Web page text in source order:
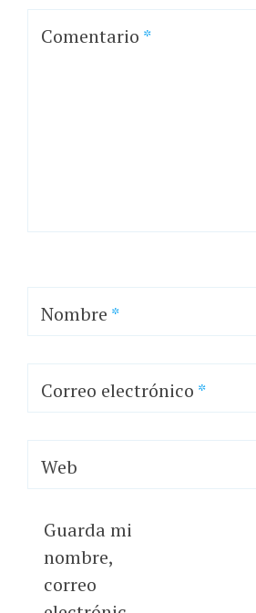
Comentario *
Nombre *
Correo electrónico *
Web
Guarda mi
nombre,
correo